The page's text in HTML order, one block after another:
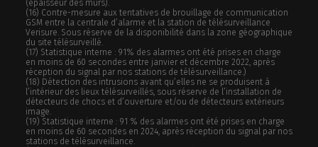
(épaisseur des murs).
(16) Contre-mesure aux tentatives de brouillage de communication
GSM entre la centrale d’alarme et la station de télésurveillance
Verisure. Sous réserve de la disponibilité dans la zone géographique
du site télésurveillé.
(17) Statistique interne : 91% des alarmes ont été prises en charge
en moins de 60 secondes entre janvier et décembre 2022, après
réception du signal par nos stations de télésurveillance.)
(18) Détection des intrusions avant qu’elles ne se produisent à
l’intérieur des lieux télésurveillés, sous réserve de l’installation de
détecteurs de chocs et d’ouverture et/ou de détecteurs extérieurs
image.
(19) Statistique interne : 91 % des alarmes ont été prises en charge
en moins de 60 secondes en 2024, après réception du signal par nos
stations de télésurveillance.